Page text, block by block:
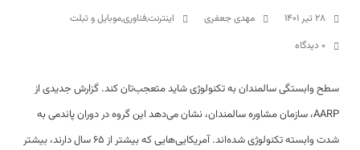
۲۸ تیر ۱۴۰۱ مهدی جعفری اینترنت,فناوری,موبایل و تبلت
۰ دیدگاه
سطح وابستگی سالمندان به تکنولوژی شاید متعجب‌تان کند. گزارش جدیدی از
AARP، سازمان مشاوره سالمندان، نشان می‌دهد این گروه در دوران پاندمی به
شدت وابسته تکنولوژی شده‌اند. آمریکایی‌هایی که بیشتر از ۶۵ سال دارند، بیشتر